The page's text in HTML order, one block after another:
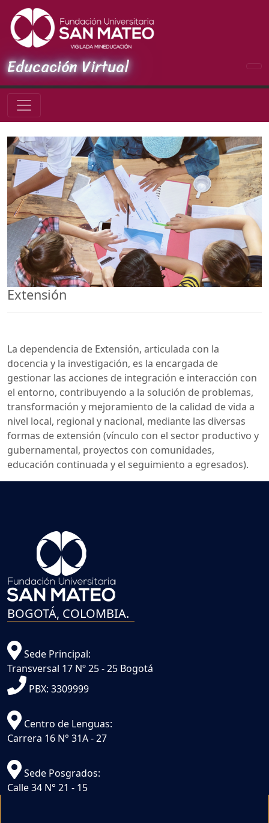
Educación Virtual
Extensión
La dependencia de Extensión, articulada con la
docencia y la investigación, es la encargada de
gestionar las acciones de integración e interacción con
el entorno, contribuyendo a la solución de problemas,
transformación y mejoramiento de la calidad de vida a
nivel local, regional y nacional, mediante las diversas
formas de extensión (vínculo con el sector productivo y
gubernamental, proyectos con comunidades,
educación continuada y el seguimiento a egresados).
BOGOTÁ, COLOMBIA.
Sede Principal:
Transversal 17 Nº 25 - 25 Bogotá
PBX: 3309999
Centro de Lenguas:
Carrera 16 N° 31A - 27
Sede Posgrados:
Calle 34 N° 21 - 15